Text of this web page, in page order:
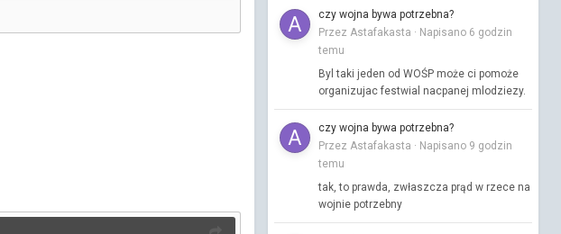
czy wojna bywa potrzebna?
Przez Astafakasta · Napisano 6 godzin
temu
Byl taki jeden od WOŚP może ci pomoże
organizujac festwial nacpanej mlodziezy.
czy wojna bywa potrzebna?
Przez Astafakasta · Napisano 9 godzin
temu
tak, to prawda, zwłaszcza prąd w rzece na
wojnie potrzebny